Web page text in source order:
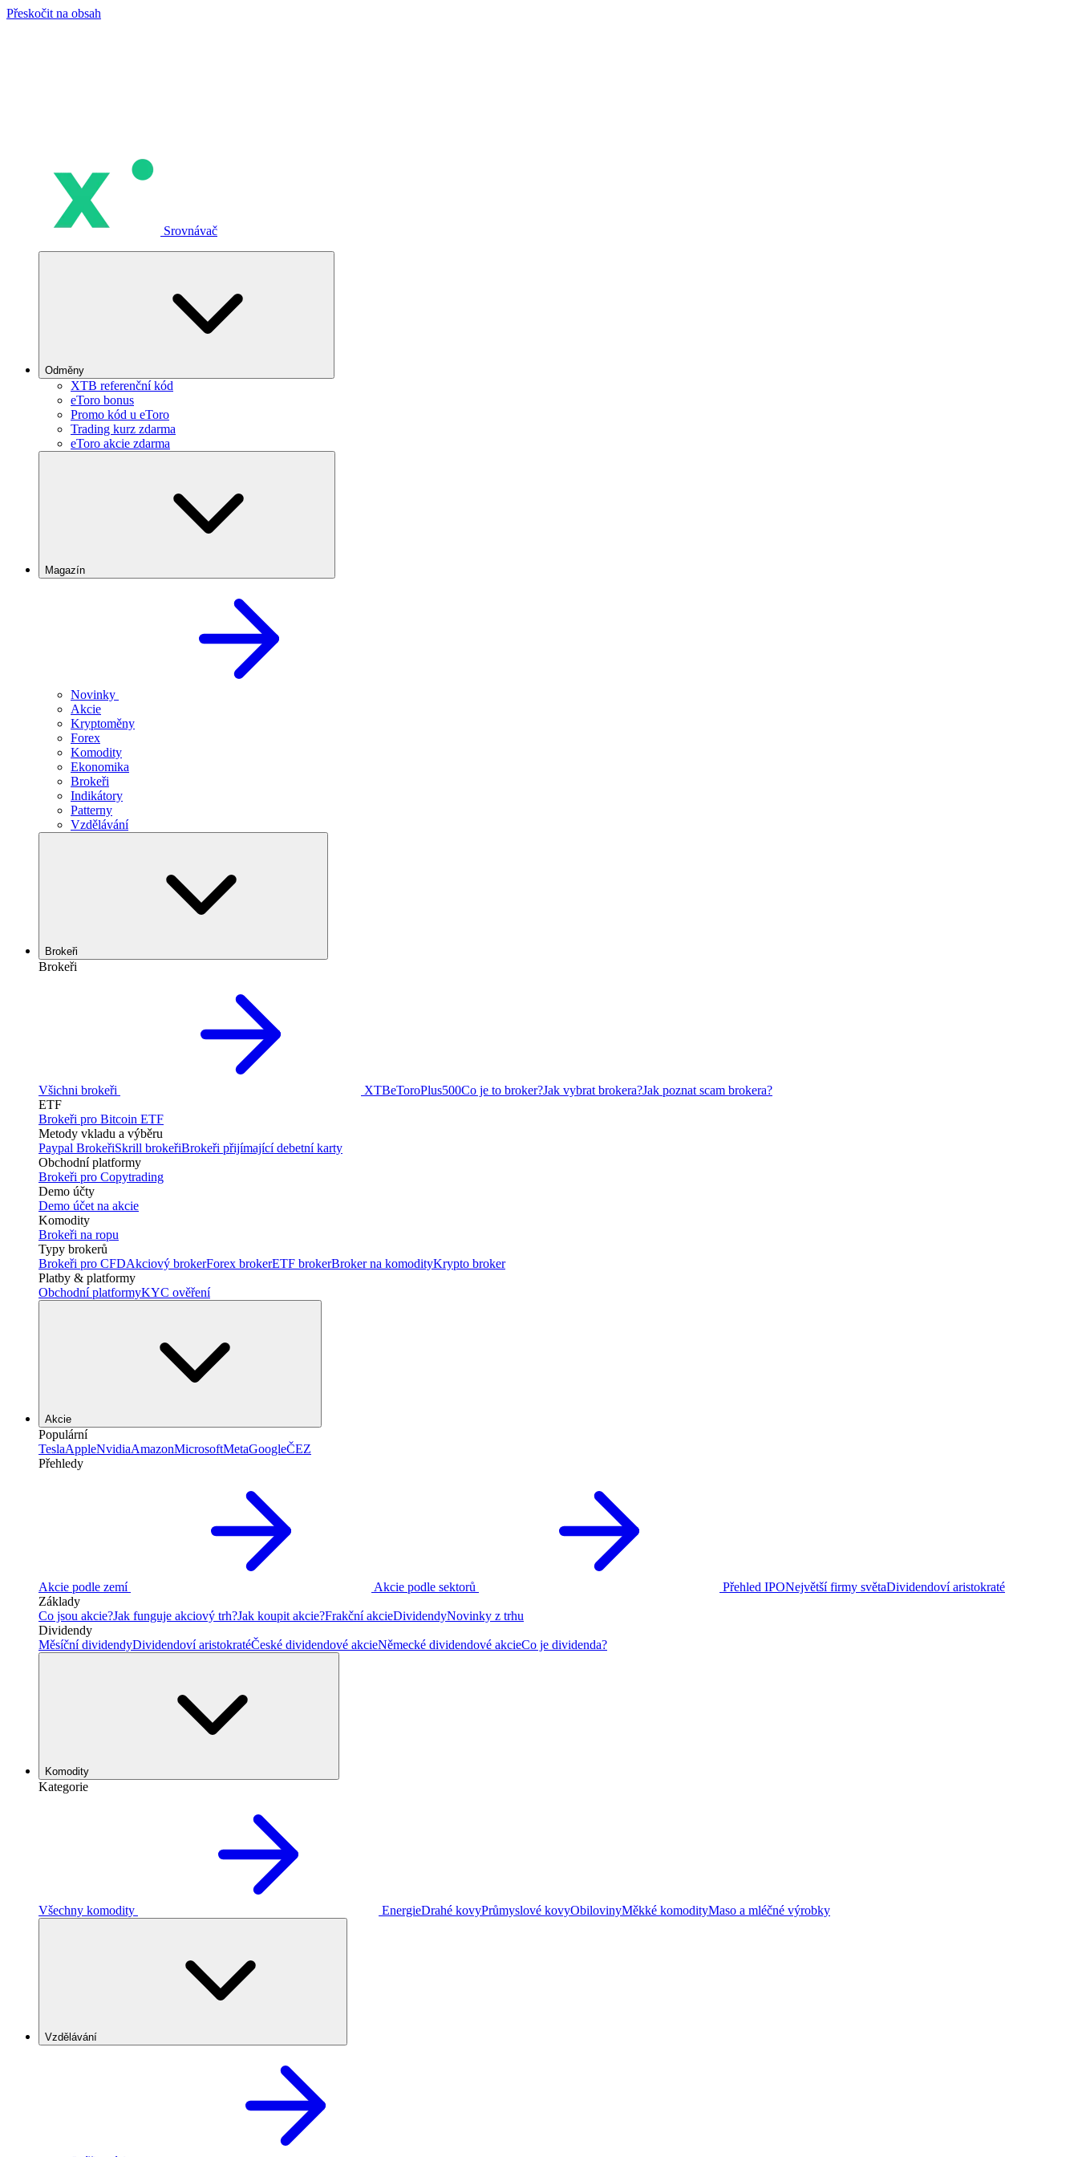
Přeskočit na obsah
Srovnávač
Odměny
XTB referenční kód
eToro bonus
Promo kód u eToro
Trading kurz zdarma
eToro akcie zdarma
Magazín
Novinky
Akcie
Kryptoměny
Forex
Komodity
Ekonomika
Brokeři
Indikátory
Patterny
Vzdělávání
Brokeři
Brokeři
Všichni brokeři XTBeToroPlus500Co je to broker?Jak vybrat brokera?Jak poznat scam brokera?
ETF
Brokeři pro Bitcoin ETF
Metody vkladu a výběru
Paypal BrokeřiSkrill brokeřiBrokeři přijímající debetní karty
Obchodní platformy
Brokeři pro Copytrading
Demo účty
Demo účet na akcie
Komodity
Brokeři na ropu
Typy brokerů
Brokeři pro CFDAkciový brokerForex brokerETF brokerBroker na komodityKrypto broker
Platby & platformy
Obchodní platformyKYC ověření
Akcie
Populární
TeslaAppleNvidiaAmazonMicrosoftMetaGoogleČEZ
Přehledy
Akcie podle zemí Akcie podle sektorů Přehled IPONejvětší firmy světaDividendoví aristokraté
Základy
Co jsou akcie?Jak funguje akciový trh?Jak koupit akcie?Frakční akcieDividendyNovinky z trhu
Dividendy
Měsíční dividendyDividendoví aristokratéČeské dividendové akcieNěmecké dividendové akcieCo je dividenda?
Komodity
Kategorie
Všechny komodity EnergieDrahé kovyPrůmyslové kovyObilovinyMěkké komodityMaso a mléčné výrobky
Vzdělávání